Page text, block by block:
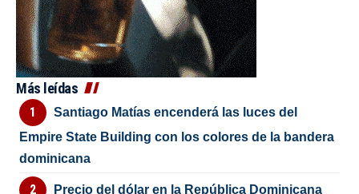
Más leídas
Santiago Matías encenderá las luces del
Empire State Building con los colores de la bandera
dominicana
Precio del dólar en la República Dominicana